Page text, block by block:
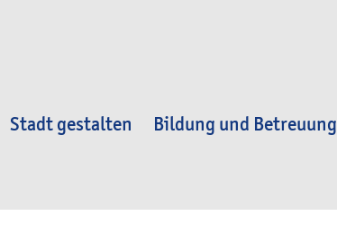
Stadt gestalten Bildung und Betreuung